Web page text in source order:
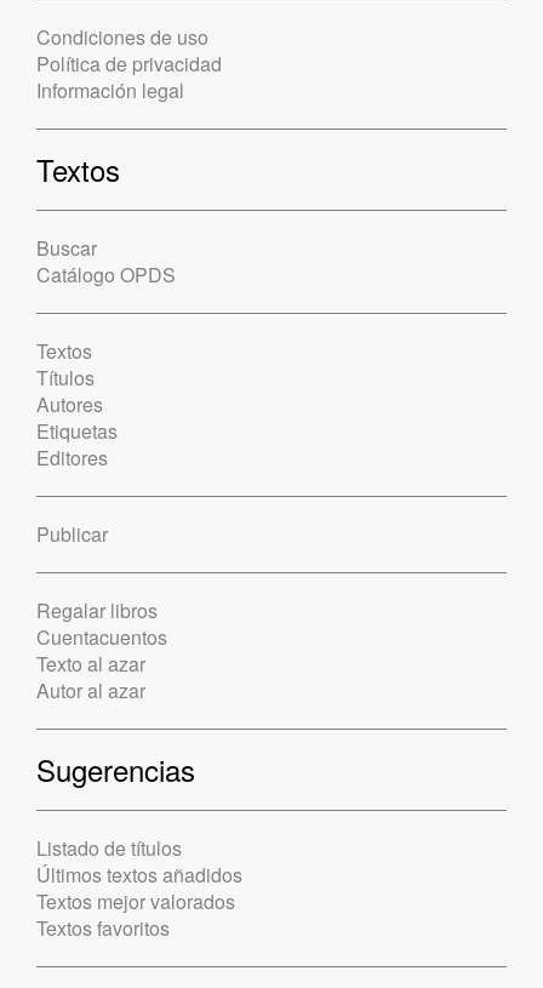
Condiciones de uso
Política de privacidad
Información legal
Textos
Buscar
Catálogo OPDS
Textos
Títulos
Autores
Etiquetas
Editores
Publicar
Regalar libros
Cuentacuentos
Texto al azar
Autor al azar
Sugerencias
Listado de títulos
Últimos textos añadidos
Textos mejor valorados
Textos favoritos